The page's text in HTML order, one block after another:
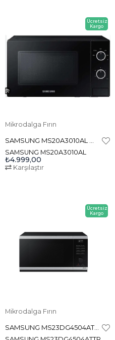
Mikrodalga Fırın
SAMSUNG MS20A3010AL
₺4.999,00
Karşılaştır
Ücretsiz
Kargo
Mikrodalga Fırın
SAMSUNG MS23DG4504ATTR 23LT MİKRODALGAFIRIN
Ücretsiz
Kargo